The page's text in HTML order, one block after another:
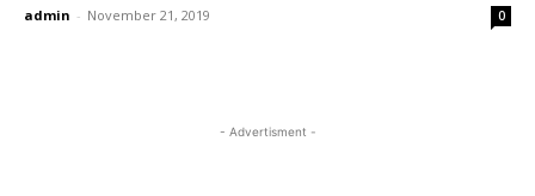
admin - November 21, 2019 0
- Advertisment -